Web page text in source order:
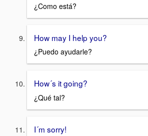
¿Como está?
How may I help you?
¿Puedo ayudarle?
How´s it going?
¿Qué tal?
I´m sorry!